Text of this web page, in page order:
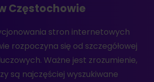
Częstochowie
stron internetowych
rozpoczyna się od szczegółowej
Ważne jest zrozumienie,
są najczęściej wyszukiwane